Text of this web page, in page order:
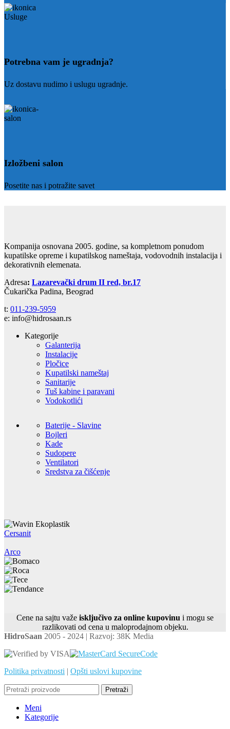
Potrebna vam je ugradnja?
Uz dostavu nudimo i uslugu ugradnje.
Izložbeni salon
Posetite nas i potražite savet
Kompanija osnovana 2005. godine, sa kompletnom ponudom
kupatilske opreme i kupatilskog nameštaja, vodovodnih instalacija i
dekorativnih elemenata.
Adresa: Lazarevački drum II red, br.17
Čukarička Padina, Beograd
t: 011-239-5959
e: info@hidrosaan.rs
Kategorije
Galanterija
Instalacije
Pločice
Kupatilski nameštaj
Sanitarije
Tuš kabine i paravani
Vodokotlići
Baterije - Slavine
Bojleri
Kade
Sudopere
Ventilatori
Sredstva za čišćenje
Cersanit
Arco
Cene na sajtu važe isključivo za online kupovinu i mogu se
razlikovati od cena u maloprodajnom objeku.
HidroSaan 2005 - 2024 | Razvoj: 38K Media
Politika privatnosti | Opšti uslovi kupovine
Pretraži
Meni
Kategorije